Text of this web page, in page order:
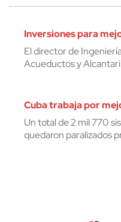
Inversiones para
El director de
Acueductos y
Cuba trabaja por
Un total de 2 mil 770
quedaron paralizados